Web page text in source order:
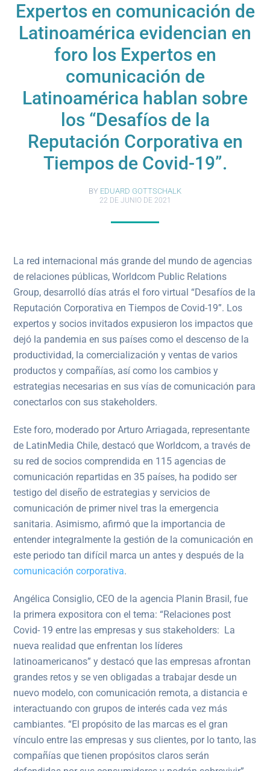
Expertos en comunicación de
Latinoamérica evidencian en
foro los Expertos en
comunicación de
Latinoamérica hablan sobre
los “Desafíos de la
Reputación Corporativa en
Tiempos de Covid-19”.
BY EDUARD GOTTSCHALK
22 DE JUNIO DE 2021
La red internacional más grande del mundo de agencias
de relaciones públicas, Worldcom Public Relations
Group, desarrolló días atrás el foro virtual “Desafíos de la
Reputación Corporativa en Tiempos de Covid-19”. Los
expertos y socios invitados expusieron los impactos que
dejó la pandemia en sus países como el descenso de la
productividad, la comercialización y ventas de varios
productos y compañías, así como los cambios y
estrategias necesarias en sus vías de comunicación para
conectarlos con sus stakeholders.
Este foro, moderado por Arturo Arriagada, representante
de LatinMedia Chile, destacó que Worldcom, a través de
su red de socios comprendida en 115 agencias de
comunicación repartidas en 35 países, ha podido ser
testigo del diseño de estrategias y servicios de
comunicación de primer nivel tras la emergencia
sanitaria. Asimismo, afirmó que la importancia de
entender integralmente la gestión de la comunicación en
este periodo tan difícil marca un antes y después de la
comunicación corporativa.
Angélica Consiglio, CEO de la agencia Planin Brasil, fue
la primera expositora con el tema: “Relaciones post
Covid- 19 entre las empresas y sus stakeholders: La
nueva realidad que enfrentan los líderes
latinoamericanos” y destacó que las empresas afrontan
grandes retos y se ven obligadas a trabajar desde un
nuevo modelo, con comunicación remota, a distancia e
interactuando con grupos de interés cada vez más
cambiantes. “El propósito de las marcas es el gran
vínculo entre las empresas y sus clientes, por lo tanto, las
compañías que tienen propósitos claros serán